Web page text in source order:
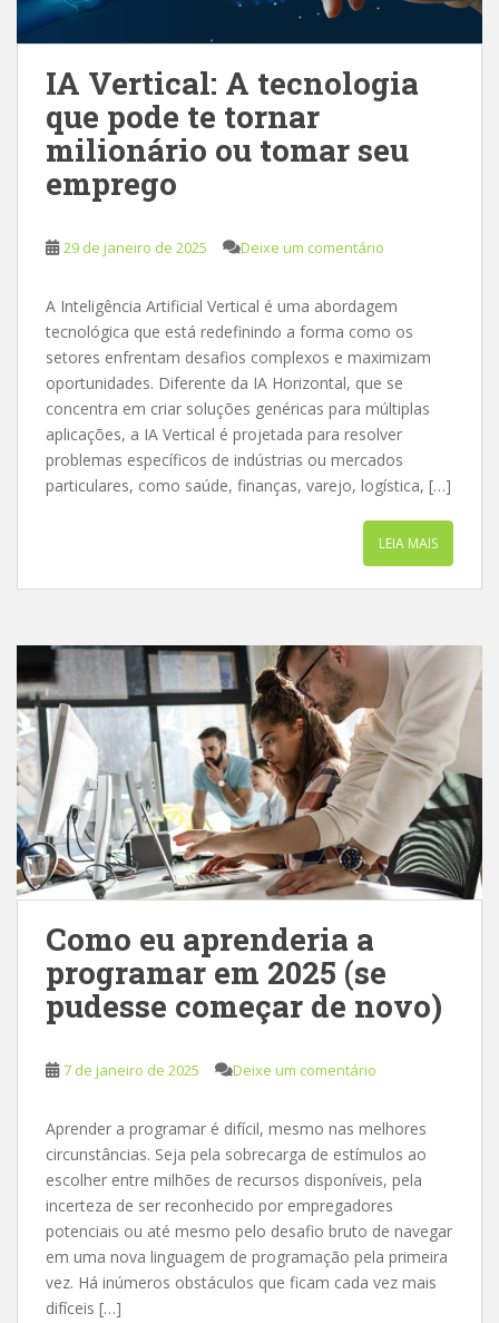
IA Vertical: A tecnologia
que pode te tornar
milionário ou tomar seu
emprego
29 de janeiro de 2025 Deixe um comentário
A Inteligência Artificial Vertical é uma abordagem
tecnológica que está redefinindo a forma como os
setores enfrentam desafios complexos e maximizam
oportunidades. Diferente da IA Horizontal, que se
concentra em criar soluções genéricas para múltiplas
aplicações, a IA Vertical é projetada para resolver
problemas específicos de indústrias ou mercados
particulares, como saúde, finanças, varejo, logística, […]
LEIA MAIS
Como eu aprenderia a
programar em 2025 (se
pudesse começar de novo)
7 de janeiro de 2025 Deixe um comentário
Aprender a programar é difícil, mesmo nas melhores
circunstâncias. Seja pela sobrecarga de estímulos ao
escolher entre milhões de recursos disponíveis, pela
incerteza de ser reconhecido por empregadores
potenciais ou até mesmo pelo desafio bruto de navegar
em uma nova linguagem de programação pela primeira
vez. Há inúmeros obstáculos que ficam cada vez mais
difíceis […]